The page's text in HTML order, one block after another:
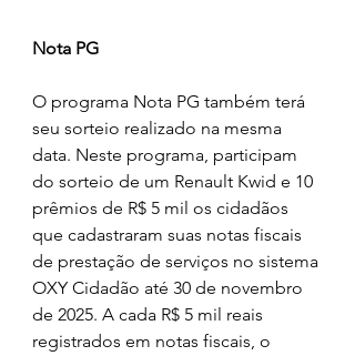
Nota PG
O programa Nota PG também terá
seu sorteio realizado na mesma
data. Neste programa, participam
do sorteio de um Renault Kwid e 10
prêmios de R$ 5 mil os cidadãos
que cadastraram suas notas fiscais
de prestação de serviços no sistema
OXY Cidadão até 30 de novembro
de 2025. A cada R$ 5 mil reais
registrados em notas fiscais, o